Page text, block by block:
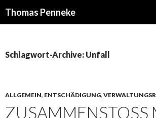
Thomas Penneke
Schlagwort-Archive: Unfall
ALLGEMEIN, ENTSCHÄDIGUNG,
ZUSAMMENSTOSS